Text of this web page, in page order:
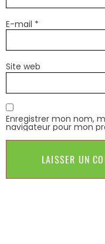
E-mail *
Site web
Enregistrer mon nom,
navigateur pour mon